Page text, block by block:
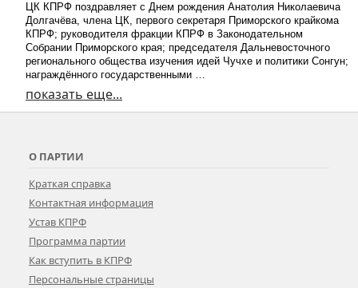
ЦК КПРФ поздравляет с Днем рождения Анатолия Николаевича
Долгачёва, члена ЦК, первого секретаря Приморского крайкома
КПРФ; руководителя фракции КПРФ в Законодательном
Собрании Приморского края; председателя Дальневосточного
регионального общества изучения идей Чучхе и политики Сонгун;
награждённого государственными …
показать еще...
О ПАРТИИ
Краткая справка
Контактная информация
Устав КПРФ
Программа партии
Как вступить в КПРФ
Персональные страницы